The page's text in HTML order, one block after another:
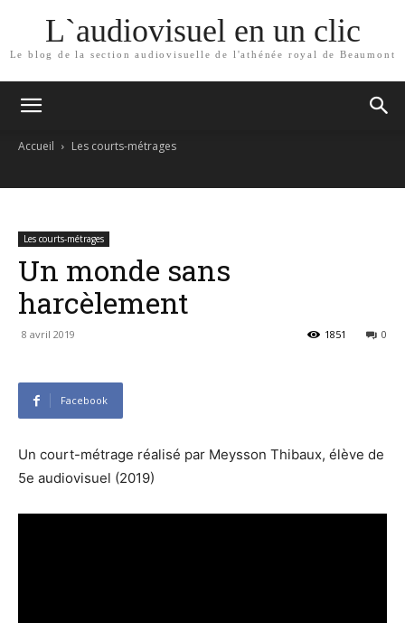
L`audiovisuel en un clic
Le blog de la section audiovisuelle de l'athénée royal de Beaumont
Accueil Les courts-métrages
Les courts-métrages
Un monde sans
harcèlement
8 avril 2019 0
1851
Facebook
Un court-métrage réalisé par Meysson Thibaux, élève de
5e audiovisuel (2019)